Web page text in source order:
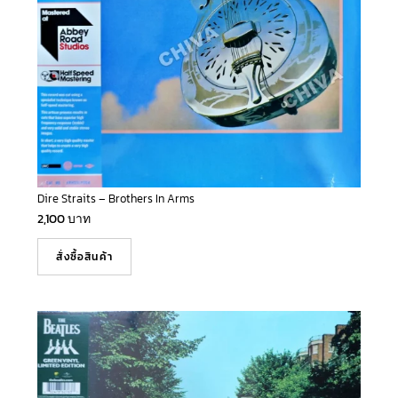
Dire Straits – Brothers In Arms
2,100บาท
สั่งซื้อสินค้า